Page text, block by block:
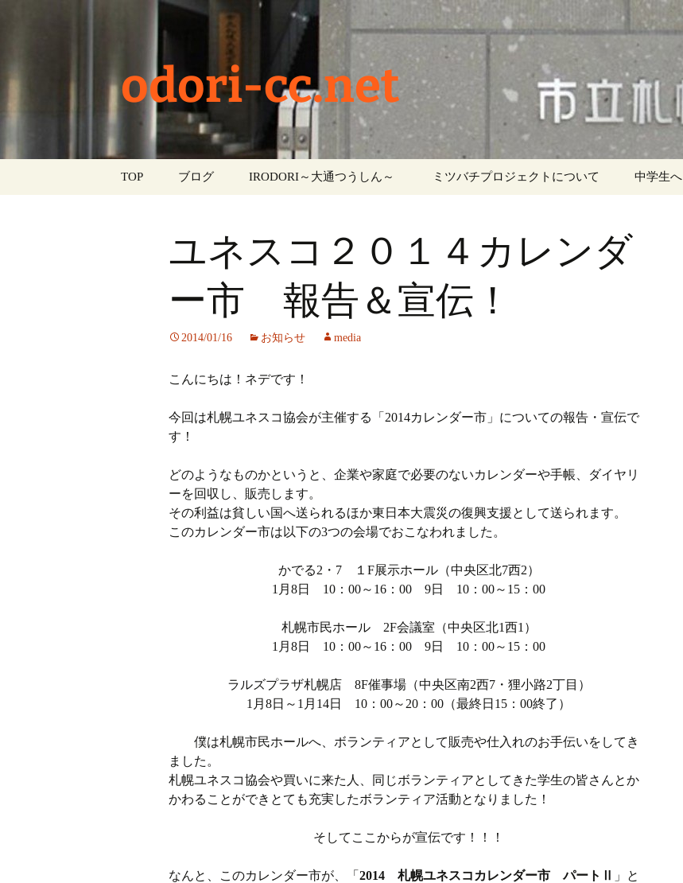
odori-cc.net
TOP ブログ
学校生活
イベント
ミツバチプロジェクト
1年次の活動
2年次の活動
IRODORI～大通つうしん～ ‎ ミツバチプロジェクトについて 中学生へ
ユネスコ２０１４カレンダ
ー市 報告＆宣伝！
2014/01/16 お知らせ media
こんにちは！ネデです！
今回は札幌ユネスコ協会が主催する「2014カレンダー市」についての報告・宣伝で
す！
どのようなものかというと、企業や家庭で必要のないカレンダーや手帳、ダイヤリ
ーを回収し、販売します。
その利益は貧しい国へ送られるほか東日本大震災の復興支援として送られます。
このカレンダー市は以下の3つの会場でおこなわれました。
かでる2・7 １F展示ホール（中央区北7西2）
1月8日 10：00～16：00 9日 10：00～15：00
札幌市民ホール 2F会議室（中央区北1西1）
1月8日 10：00～16：00 9日 10：00～15：00
ラルズプラザ札幌店 8F催事場（中央区南2西7・狸小路2丁目）
1月8日～1月14日 10：00～20：00（最終日15：00終了）
僕は札幌市民ホールへ、ボランティアとして販売や仕入れのお手伝いをしてき
ました。
札幌ユネスコ協会や買いに来た人、同じボランティアとしてきた学生の皆さんとか
かわることができとても充実したボランティア活動となりました！
そしてここからが宣伝です！！！
なんと、このカレンダー市が、「 2014 札幌ユネスコカレンダー市 パートⅡ
」と